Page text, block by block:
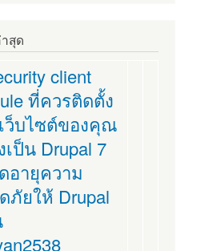
สุด
client
ที่ควรติดตั้ง
ว็บไซต์ของคุณ
เป็น Drupal 7
อายุความ
ภัยให้ Drupal